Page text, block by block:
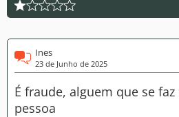
Ines
23 de Junho de 2025
É fraude, alguem que se
pessoa